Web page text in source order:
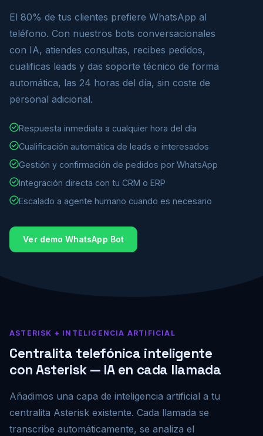
El 80% de tus clientes prefiere WhatsApp al
teléfono. Con nuestros bots conversacionales
con IA, atiendes consultas, recibes pedidos,
cualificas leads y das soporte técnico de forma
automática, las 24 horas del día, sin coste de
personal adicional.
Respuesta inmediata a cualquier hora del día
Cualificación automática de leads e interesados
Gestión y confirmación de pedidos por WhatsApp
Integración directa con tu CRM o ERP
Escalado a agente humano cuando es necesario
Ver demo WhatsApp Bot
ASTERISK + INTELIGENCIA ARTIFICIAL
Centralita telefónica inteligente
con Asterisk — IA en cada llamada
Añadimos una capa de inteligencia artificial a tu
centralita Asterisk existente. Cada llamada se
transcribe automáticamente, se analiza el